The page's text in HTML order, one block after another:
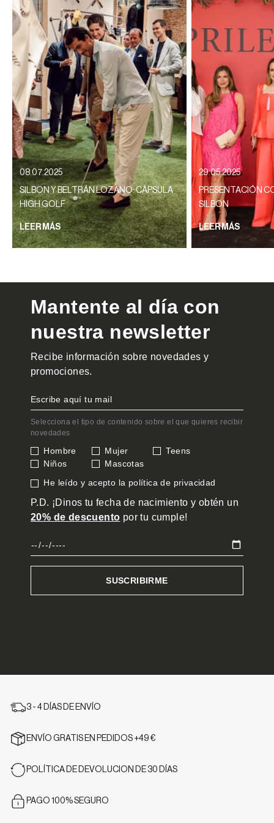
08.07.2025
SILBON Y BELTRÁN LOZANO: CÁPSULA
HIGH GOLF
LEER MÁS
29.05.2025
PRESENTACIÓN
SILBON
LEER MÁS
3 - 4 DÍAS DE ENVÍO
ENVÍO GRATIS EN PEDIDOS +49 €
POLÍTICA DE DEVOLUCION DE 30 DÍAS
PAGO 100% SEGURO